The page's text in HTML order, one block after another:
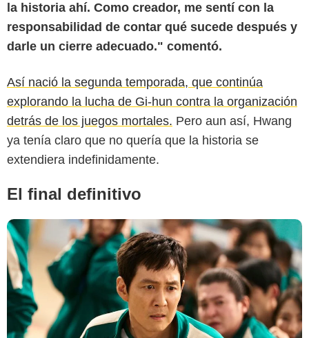
la historia ahí. Como creador, me sentí con la
responsabilidad de contar qué sucede después y
darle un cierre adecuado." comentó.
Así nació la segunda temporada, que continúa
explorando la lucha de Gi-hun contra la organización
detrás de los juegos mortales. Pero aun así, Hwang
ya tenía claro que no quería que la historia se
extendiera indefinidamente.
El final definitivo
Netflix